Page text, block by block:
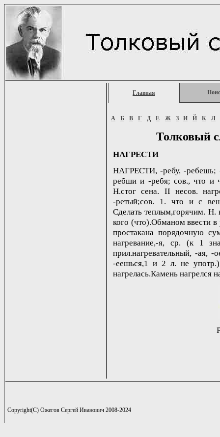
Главная
А Б В Г Д Е Ж З И Й К Л
Толковый
НАГРЕСТИ
НАГРЕСТИ, -ребу, -ребешь;
ребши и -ребя; сов., что и
Н.стог сена. II несов.
-ретый;сов. 1. что и с
Сделать теплым,горячим. Н.
кого (что).Обманом ввести
простакана порядочную
нагревание,-я, ср. (к 1
прил.нагревательный, -
-еешься,1 и 2 л. не
нагрелась.Камень нагрелся
Copyright(C) Ожегов Сергей Иванович 2008-2024